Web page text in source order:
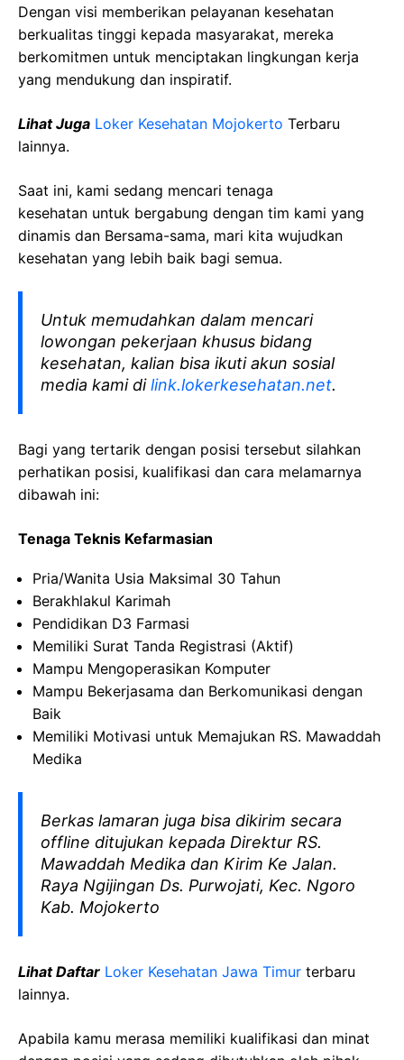
Dengan visi memberikan pelayanan kesehatan
berkualitas tinggi kepada masyarakat, mereka
berkomitmen untuk menciptakan lingkungan kerja
yang mendukung dan inspiratif.
Lihat Juga Loker Kesehatan Mojokerto Terbaru
lainnya.
Saat ini, kami sedang mencari tenaga
kesehatan untuk bergabung dengan tim kami yang
dinamis dan Bersama-sama, mari kita wujudkan
kesehatan yang lebih baik bagi semua.
Untuk memudahkan dalam mencari
lowongan pekerjaan khusus bidang
kesehatan, kalian bisa ikuti akun sosial
media kami dilink.lokerkesehatan.net.
Bagi yang tertarik dengan posisi tersebut silahkan
perhatikan posisi, kualifikasi dan cara melamarnya
dibawah ini:
Tenaga Teknis Kefarmasian
Pria/Wanita Usia Maksimal 30 Tahun
Berakhlakul Karimah
Pendidikan D3 Farmasi
Memiliki Surat Tanda Registrasi (Aktif)
Mampu Mengoperasikan Komputer
Mampu Bekerjasama dan Berkomunikasi dengan
Baik
Memiliki Motivasi untuk Memajukan RS. Mawaddah
Medika
Berkas lamaran juga bisa dikirim secara
offline ditujukan kepada Direktur RS.
Mawaddah Medika dan Kirim Ke Jalan.
Raya Ngijingan Ds. Purwojati, Kec. Ngoro
Kab. Mojokerto
Lihat Daftar Loker Kesehatan Jawa Timur terbaru
lainnya.
Apabila kamu merasa memiliki kualifikasi dan minat